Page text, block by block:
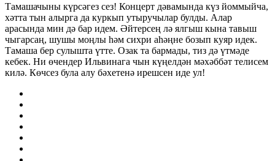
Тамашачыны күрсәгез сез! Концерт дәвамында күз йоммыйча,
хәтта тын алырга да куркып утыручылар булды. Алар
арасында мин дә бар идем. Әйтерсең лә ялгыш кына тавыш
чыгарсаң, шушы моңлы һәм сихри аһәңне бозып куяр идек.
Тамаша бер сулышта үтте. Озак та бармады, тиз дә үтмәде
кебек. Ни өчендер Ильвинага чын күңелдән мәхәббәт телисем
килә. Көчсез була алу бәхетенә ирешсен иде ул!